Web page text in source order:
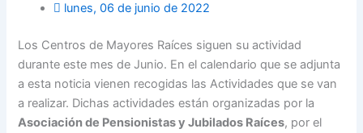
lunes, 06 de junio de 2022
Los Centros de Mayores Raíces siguen su actividad
durante este mes de Junio. En el calendario que se adjunta
a esta noticia vienen recogidas las Actividades que se van
a realizar. Dichas actividades están organizadas por la
Asociación de Pensionistas y Jubilados Raíces, por el